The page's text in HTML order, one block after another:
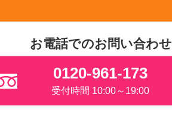
お電話でのお問い合わせ
0120-961-173
受付時間 10:00～19:00